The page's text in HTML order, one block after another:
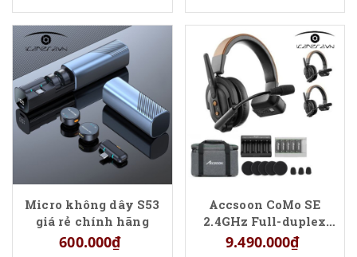
Micro không dây S53
giá rẻ chính hãng
600.000₫
Accsoon CoMo SE
2.4GHz Full-duplex
Wireless (Bộ 5 tai
9.490.000₫